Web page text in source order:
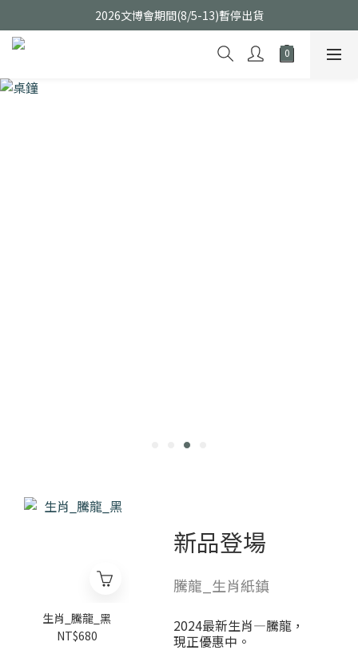
2026文博會期間(8/5-13)暫停出貨
生肖_騰龍_黑
NT$680
新品登場
騰龍_生肖紙鎮
2024最新生肖—騰龍，
現正優惠中。